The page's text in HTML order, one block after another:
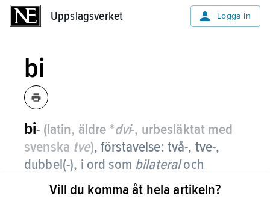
Uppslagsverket Logga in
bi
bi- (latin, äldre *dvi-, urbesläktat med
svenska tve),förstavelse: två-, tve-,
dubbel(-), i ord som bilateraloch
bigami.
Vill du komma åt hela artikeln?